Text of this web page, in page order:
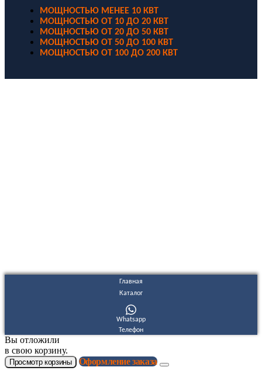
МОЩНОСТЬЮ МЕНЕЕ 10 КВТ
МОЩНОСТЬЮ ОТ 10 ДО 20 КВТ
МОЩНОСТЬЮ ОТ 20 ДО 50 КВТ
МОЩНОСТЬЮ ОТ 50 ДО 100 КВТ
МОЩНОСТЬЮ ОТ 100 ДО 200 КВТ
Главная
Каталог
Whatsapp
Телефон
Вы отложили
в свою корзину.
Просмотр корзины Оформление заказа